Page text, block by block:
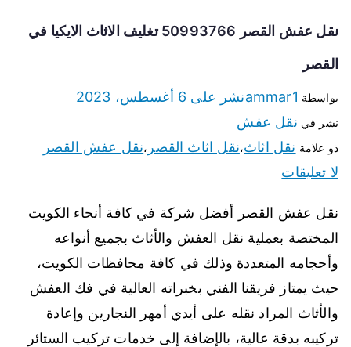
نقل عفش القصر 50993766 تغليف الاثاث الايكيا في
القصر
بواسطة ammar1نشر على 6 أغسطس، 2023
نشر في نقل عفش
ذو علامة نقل اثاث،نقل اثاث القصر ،نقل عفش القصر
لا تعليقات
نقل عفش القصر أفضل شركة في كافة أنحاء الكويت
المختصة بعملية نقل العفش والأثاث بجميع أنواعه
وأحجامه المتعددة وذلك في كافة محافظات الكويت،
حيث يمتاز فريقنا الفني بخبراته العالية في فك العفش
والأثاث المراد نقله على أيدي أمهر النجارين وإعادة
تركيبه بدقة عالية، بالإضافة إلى خدمات تركيب الستائر